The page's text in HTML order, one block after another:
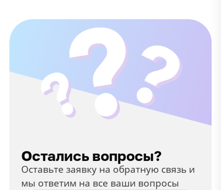
Остались вопросы?
Оставьте заявку на обратную связь и
мы ответим на все ваши вопросы